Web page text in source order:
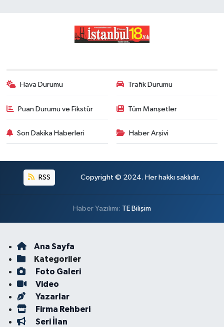
Hava Durumu Trafik Durumu
Puan Durumu ve Fikstür Tüm Manşetler
Son Dakika Haberleri Haber Arşivi
RSS Copyright © 2024. Her hakkı saklıdır.
Haber Yazılımı: TE Bilişim
Ana Sayfa
Kategoriler
Foto Galeri
Video
Yazarlar
Firma Rehberi
Seri İlan